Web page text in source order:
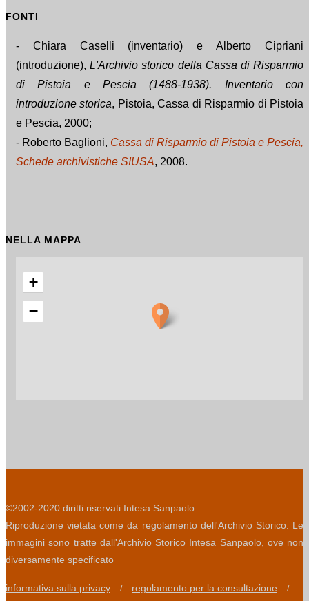
FONTI
- Chiara Caselli (inventario) e Alberto Cipriani
(introduzione),L'Archivio storico della Cassa di Risparmio
di Pistoia e Pescia (1488-1938). Inventario con
introduzione storica, Pistoia, Cassa di Risparmio di Pistoia
e Pescia, 2000;
- Roberto Baglioni, Cassa di Risparmio di Pistoia e Pescia,
Schede archivistiche SIUSA, 2008.
NELLA MAPPA
+
−
©2002-2020 diritti riservati Intesa Sanpaolo.
Riproduzione vietata come da regolamento dell'Archivio Storico. Le
immagini sono tratte dall'Archivio Storico Intesa Sanpaolo, ove non
diversamente specificato
informativa sulla privacy / regolamento per la consultazione /